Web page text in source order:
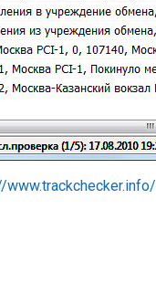
www.trackchecker.info/